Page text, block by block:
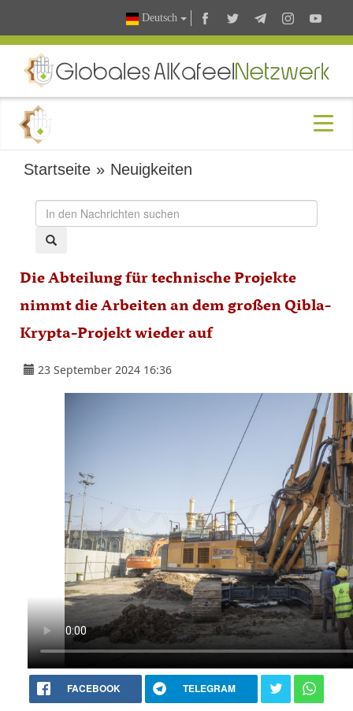
Deutsch
Startseite » Neuigkeiten
Die Abteilung für technische Projekte
nimmt die Arbeiten an dem großen Qibla-
Krypta-Projekt wieder auf
23 September 2024 16:36
FACEBOOK TELEGRAM